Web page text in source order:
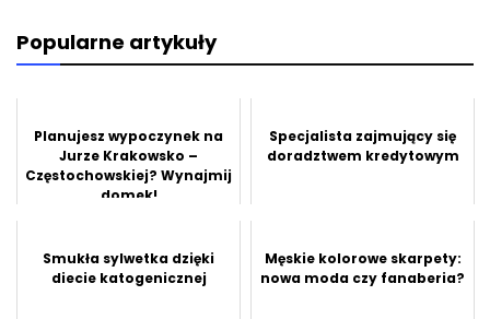
Popularne artykuły
Planujesz wypoczynek na
Jurze Krakowsko –
Częstochowskiej? Wynajmij
domek!
Specjalista zajmujący się
doradztwem kredytowym
Smukła sylwetka dzięki
diecie katogenicznej
Męskie kolorowe skarpety:
nowa moda czy fanaberia?